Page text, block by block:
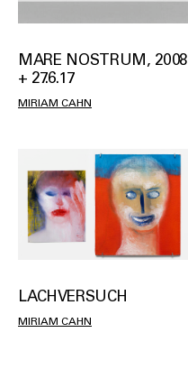
MARE NOSTRUM, 2008
+ 27.6.17
MIRIAM CAHN
LACHVERSUCH
MIRIAM CAHN